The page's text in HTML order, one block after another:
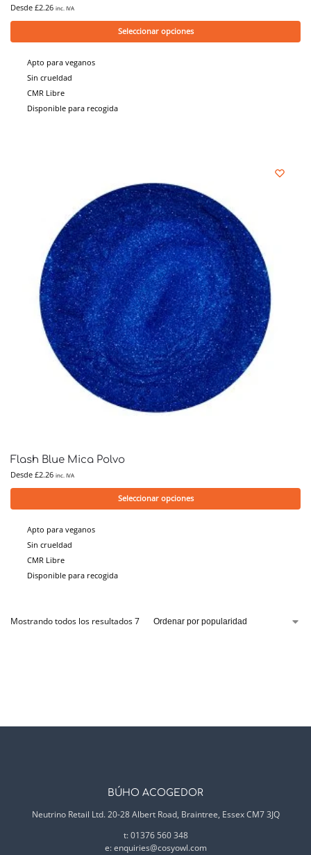
Desde £2.26 inc. IVA
Seleccionar opciones
Apto para veganos
Sin crueldad
CMR Libre
Disponible para recogida
Flash Blue Mica Polvo
Desde £2.26 inc. IVA
Seleccionar opciones
Apto para veganos
Sin crueldad
CMR Libre
Disponible para recogida
Mostrando todos los resultados 7
BÚHO ACOGEDOR
Neutrino Retail Ltd. 20-28 Albert Road, Braintree, Essex CM7 3JQ
t: 01376 560 348
e:enquiries@cosyowl.com